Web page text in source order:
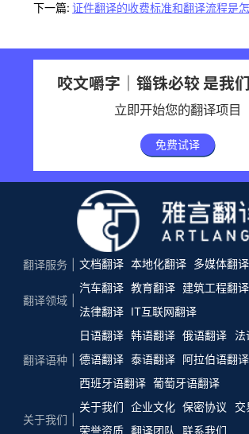
下一篇: 证件翻译的收费标准和翻译流程是怎
咬文嚼字｜锱铢必较 是我
立即开始您的翻译项目
免费试译
翻译服务 文档翻译 本地化翻译 多媒体翻译
翻译领域
汽车翻译 教育翻译 建筑工程翻译
法律翻译
IT互联网翻译
翻译语种
日语翻译 韩语翻译 俄语翻译
法
德语翻译 泰语翻译 阿拉伯语翻译
西班牙语翻译 葡萄牙语翻译
关于我们
关于我们 企业文化 保密协议
交
荣誉资质 翻译团队 联系我们